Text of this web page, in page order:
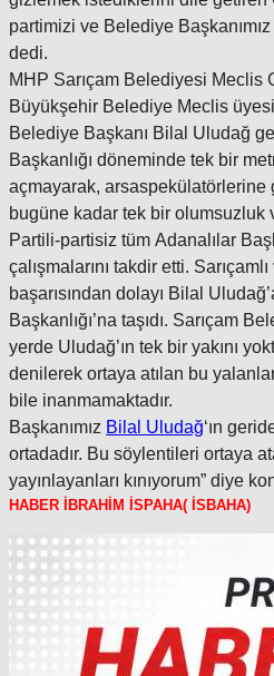
partimizi ve Belediye Başkanımız
dedi.
MHP Sarıçam Belediyesi Meclis
Büyükşehir Belediye Meclis
Belediye Başkanı Bilal Uludağ
Başkanlığı döneminde tek bir
açmayarak, arsaspekülatörlerine
bugüne kadar tek bir olumsuzluk
Partili-partisiz tüm Adanalılar
çalışmalarını takdir etti.
başarısından dolayı Bilal
Başkanlığı’na taşıdı. Sarıçam
yerde Uludağ’ın tek bir yakını
denilerek ortaya atılan bu
bile inanmamaktadır.
Başkanımız Bilal Uludağ‘ın
ortadadır. Bu söylentileri ortaya
yayınlayanları kınıyorum” diye
HABER İBRAHİM İSPAHA( İSBAHA)